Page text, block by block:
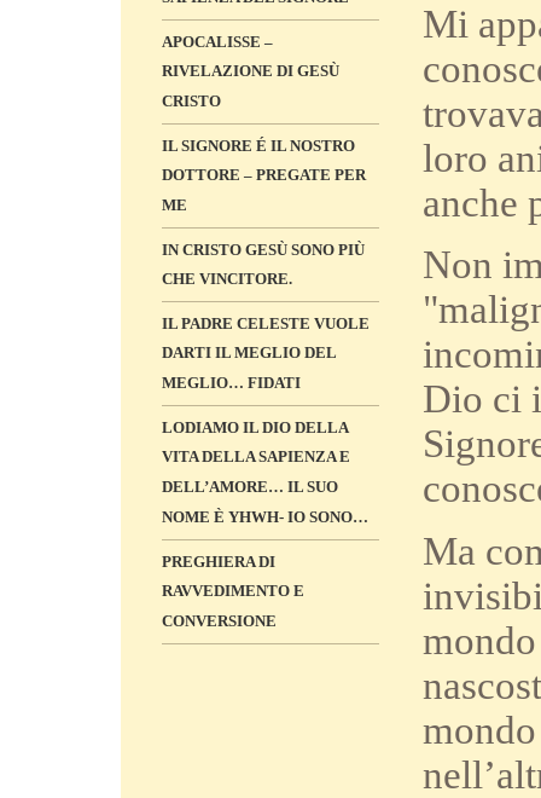
APOCALISSE –
RIVELAZIONE DI GESÙ
CRISTO
IL SIGNORE É IL NOSTRO
DOTTORE – PREGATE PER
ME
IN CRISTO GESÙ SONO PIÙ
CHE VINCITORE.
IL PADRE CELESTE VUOLE
DARTI IL MEGLIO DEL
MEGLIO… FIDATI
LODIAMO IL DIO DELLA
VITA DELLA SAPIENZA E
DELL’AMORE… IL SUO
NOME È YHWH- IO SONO…
PREGHIERA DI
RAVVEDIMENTO E
CONVERSIONE
Mi
loro
anche
Non
Dio ci
Ma